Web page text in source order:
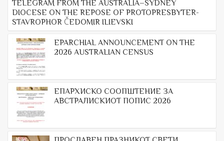
TELEGRAM FROM THE AUSTRALIA–SYDNEY
DIOCESE ON THE REPOSE OF PROTOPRESBYTER-
STAVROPHOR ČEDOMIR ILIEVSKI
EPARCHIAL ANNOUNCEMENT ON THE
2026 AUSTRALIAN CENSUS
ЕПАРХИСКО СООПШТЕНИЕ ЗА
АВСТРАЛИСКИОТ ПОПИС 2026